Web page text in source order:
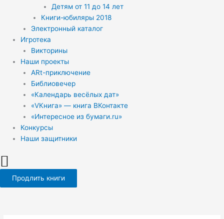
Детям от 11 до 14 лет
Книги-юбиляры 2018
Электронный каталог
Игротека
Викторины
Наши проекты
ARt-приключение
Библиовечер
«Календарь весёлых дат»
«VКнига» — книга ВКонтакте
«Интересное из бумаги.ru»
Конкурсы
Наши защитники
Продлить книги